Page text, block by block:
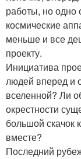
работы, но одно
космические
меньше и все
проекту.
Инициатива
людей вперед и
вселенной? Ли
окрестности
большой скачок
вместе?
Последний